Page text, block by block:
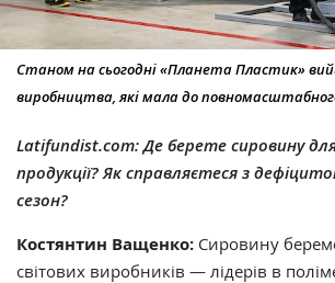
Станом на сьогодні «Планета Пластик»
виробництва, які мала до
Latifundist.com: Де берете сировину
продукції? Як справляєтеся з
сезон?
Костянтин Ващенко: Сировину
світових виробників — лідерів в